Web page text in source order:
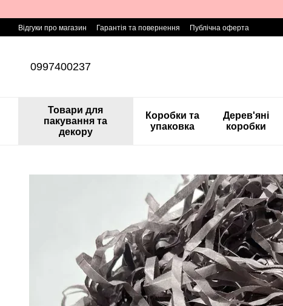
Відгуки про магазин Гарантія та повернення Публічна оферта
0997400237
Товари для
пакування та
декору
Коробки та
упаковка
Дерев'яні
коробки